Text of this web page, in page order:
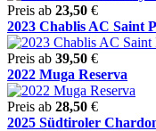
Preis ab 23,50 €
2023 Chablis AC Saint
Preis ab 39,50 €
2022 Muga Reserva
Preis ab 28,50 €
2025 Südtiroler